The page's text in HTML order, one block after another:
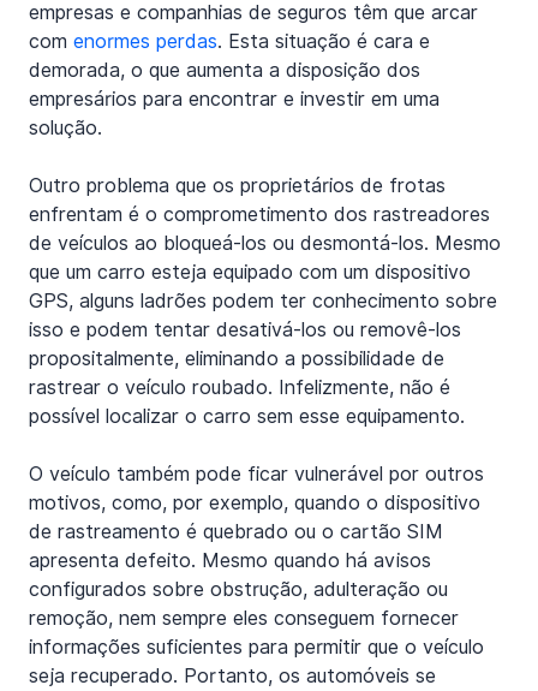
empresas e companhias de seguros têm que arcar
com enormes perdas. Esta situação é cara e
demorada, o que aumenta a disposição dos
empresários para encontrar e investir em uma
solução.
Outro problema que os proprietários de frotas
enfrentam é o comprometimento dos rastreadores
de veículos ao bloqueá-los ou desmontá-los. Mesmo
que um carro esteja equipado com um dispositivo
GPS, alguns ladrões podem ter conhecimento sobre
isso e podem tentar desativá-los ou removê-los
propositalmente, eliminando a possibilidade de
rastrear o veículo roubado. Infelizmente, não é
possível localizar o carro sem esse equipamento.
O veículo também pode ficar vulnerável por outros
motivos, como, por exemplo, quando o dispositivo
de rastreamento é quebrado ou o cartão SIM
apresenta defeito. Mesmo quando há avisos
configurados sobre obstrução, adulteração ou
remoção, nem sempre eles conseguem fornecer
informações suficientes para permitir que o veículo
seja recuperado. Portanto, os automóveis se